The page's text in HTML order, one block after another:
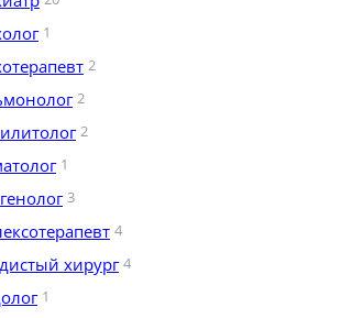
1
2
2
2
1
3
4
хирург 4
1